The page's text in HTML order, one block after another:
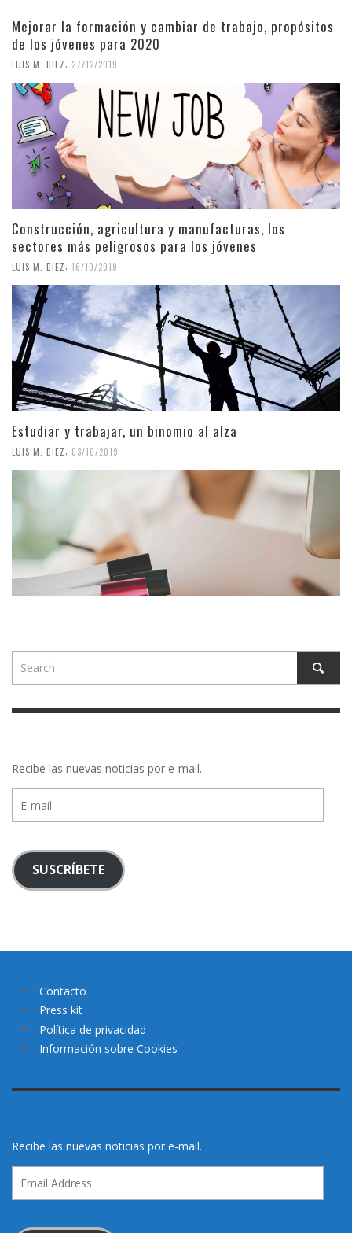
Mejorar la formación y cambiar de trabajo, propósitos
de los jóvenes para 2020
LUIS M. DIEZ, 27/12/2019
Construcción, agricultura y manufacturas, los
sectores más peligrosos para los jóvenes
LUIS M. DIEZ 16/10/2019
Estudiar y trabajar, un binomio al alza
LUIS M. DIEZ 03/10/2019
Recibe las nuevas noticias por e-mail.
mail
SUSCRÍBETE
Contacto
Press kit
Política de privacidad
Información sobre Cookies
Recibe las nuevas noticias por e-mail.
Address